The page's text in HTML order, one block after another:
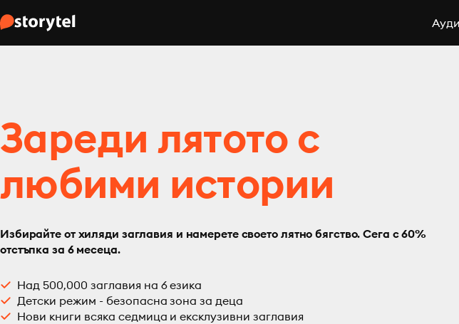
Зареди лятото с
любими истории
Избирайте от хиляди заглавия и намерете своето лятно бягство. Сега с 60%
отстъпка за 6 месеца.
Над 500,000 заглавия на 6 езика
Детски режим - безопасна зона за деца
Нови книги всяка седмица и ексклузивни заглавия